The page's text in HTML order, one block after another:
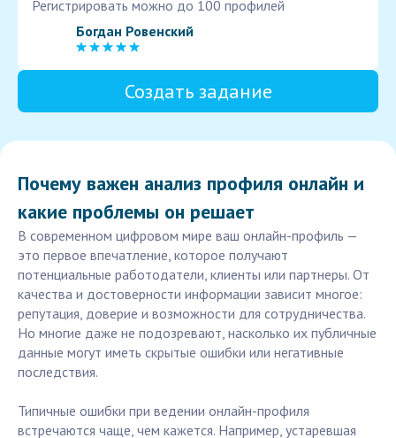
Регистрировать можно до 100 профилей
Богдан Ровенский
Создать задание
Почему важен анализ профиля онлайн и
какие проблемы он решает
В современном цифровом мире ваш онлайн-профиль —
это первое впечатление, которое получают
потенциальные работодатели, клиенты или партнеры. От
качества и достоверности информации зависит многое:
репутация, доверие и возможности для сотрудничества.
Но многие даже не подозревают, насколько их публичные
данные могут иметь скрытые ошибки или негативные
последствия.
Типичные ошибки при ведении онлайн-профиля
встречаются чаще, чем кажется. Например, устаревшая